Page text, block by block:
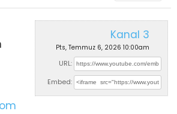
Kanal 3
Pts, Temmuz 6, 2026 10:00am
URL:
Embed: